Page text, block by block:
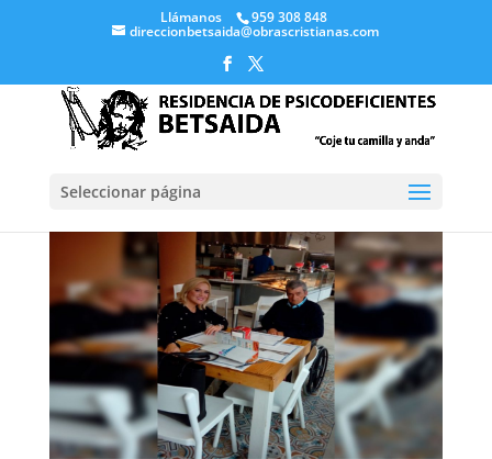
Llámanos 959 308 848
direccionbetsaida@obrascristianas.com
Seleccionar página